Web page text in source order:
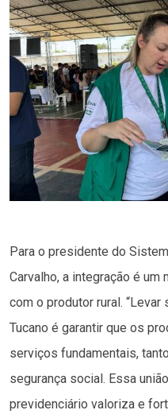
Para o presidente do
Carvalho, a integração é
com o produtor rural. “Levar
Tucano é garantir que os
serviços fundamentais,
segurança social. Essa
previdenciário valoriza e